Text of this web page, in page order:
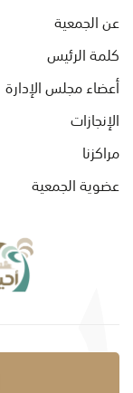
عن الجمعية
كلمة الرئيس
أعضاء مجلس الإدارة
الإنجازات
مراكزنا
عضوية الجمعية